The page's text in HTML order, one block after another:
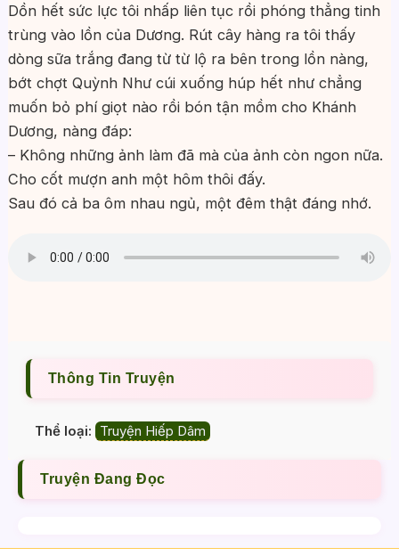
Dồn hết sức lực tôi nhấp liên tục rồi phóng thẳng tinh
trùng vào lồn của Dương. Rút cây hàng ra tôi thấy
dòng sữa trắng đang từ từ lộ ra bên trong lồn nàng,
bớt chợt Quỳnh Như cúi xuống húp hết như chẳng
muốn bỏ phí giọt nào rồi bón tận mồm cho Khánh
Dương, nàng đáp:
– Không những ảnh làm đã mà của ảnh còn ngon nữa.
Cho cốt mượn anh một hôm thôi đấy.
Sau đó cả ba ôm nhau ngủ, một đêm thật đáng nhớ.
Thông Tin Truyện
Thể loại: Truyện Hiếp Dâm
Truyện Đang Đọc